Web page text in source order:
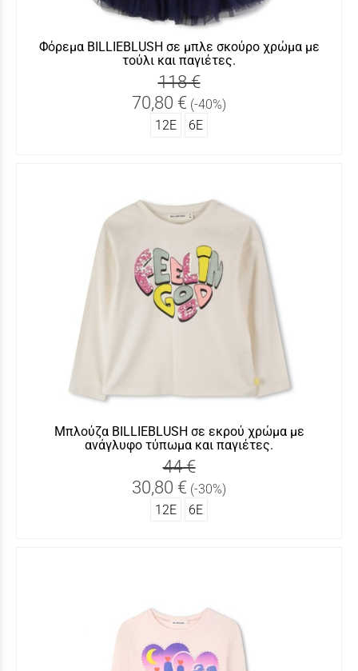
Φόρεμα BILLIEBLUSH σε μπλε σκούρο χρώμα με
τούλι και παγιέτες.
118 €
70,80 € (-40%)
12Ε
6Ε
Μπλούζα BILLIEBLUSH σε εκρού χρώμα με
ανάγλυφο τύπωμα και παγιέτες.
44 €
30,80 € (-30%)
12Ε
6Ε